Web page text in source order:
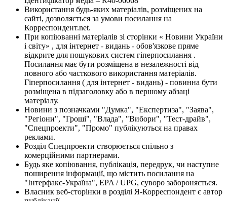
Використання будь-яких матеріалів, розміщених на
сайті, дозволяється за умови посилання на
Корреспондент.net.
При копіюванні матеріалів зі сторінки « Новини України
і світу» , для інтернет - видань - обов'язкове пряме
відкрите для пошукових систем гіперпосилання .
Посилання має бути розміщена в незалежності від
повного або часткового використання матеріалів.
Гіперпосилання ( для інтернет - видань) - повинна бути
розміщена в підзаголовку або в першому абзаці
матеріалу.
Новини з позначками "Думка", "Експертиза", "Заява",
"Регіони", "Гроші", "Влада", "Вибори", "Тест-драйв",
"Спецпроекти", "Промо" публікуються на правах
реклами.
Розділ Спецпроекти створюється спільно з
комерційними партнерами.
Будь яке копіювання, публікація, передрук, чи наступне
поширення інформації, що містить посилання на
"Інтерфакс-Україна", EPA / UPG, суворо забороняється.
Власник веб-сторінки в розділі Я-Корреспондент є автор